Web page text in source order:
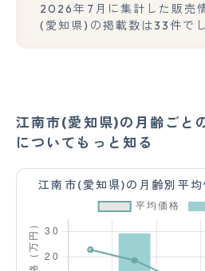
2026年7月に集計した販売
(愛知県)の掲載数は33件でし
江南市(愛知県)の月齢ごと
についてもっと知る
江南市(愛知県)の月齢別平